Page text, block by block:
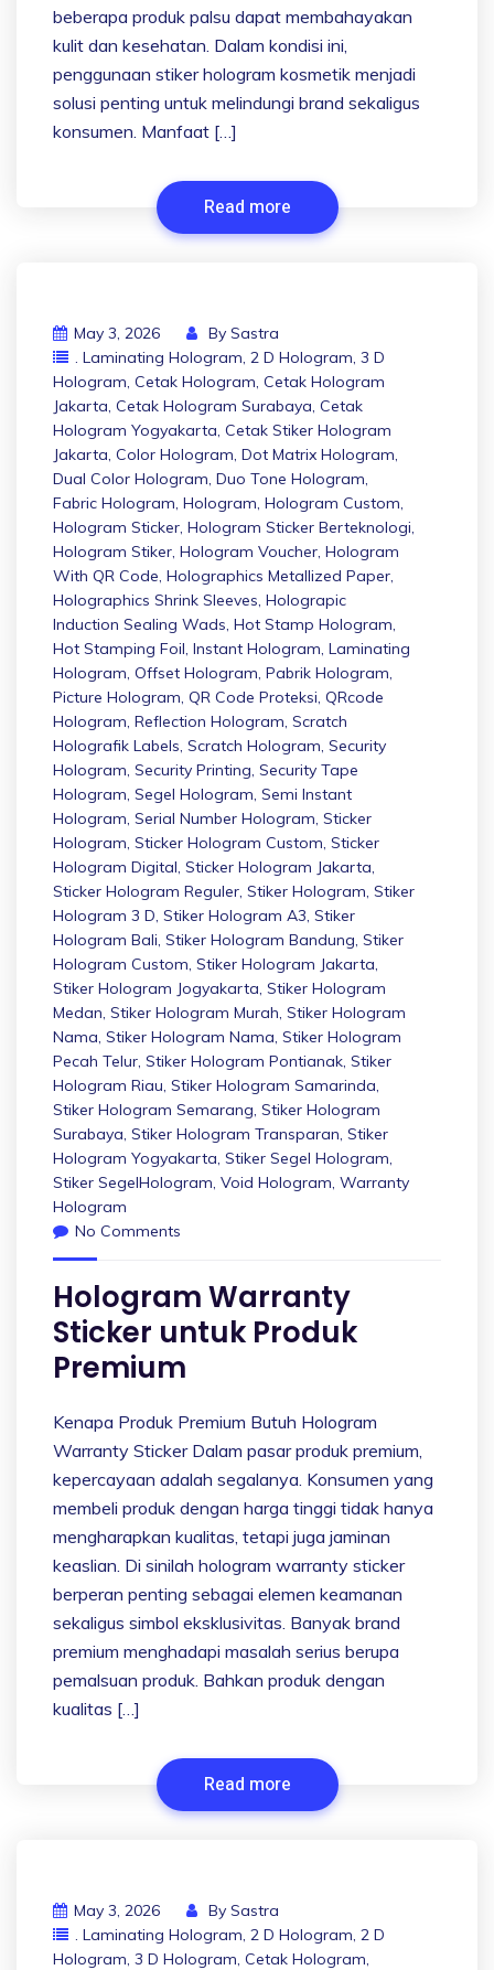
beberapa produk palsu dapat membahayakan
kulit dan kesehatan. Dalam kondisi ini,
penggunaan stiker hologram kosmetik menjadi
solusi penting untuk melindungi brand sekaligus
konsumen. Manfaat […]
Read more
May 3, 2026 By Sastra
. Laminating Hologram, 2 D Hologram, 3 D
Hologram, Cetak Hologram, Cetak Hologram
Jakarta, Cetak Hologram Surabaya, Cetak
Hologram Yogyakarta, Cetak Stiker Hologram
Jakarta, Color Hologram, Dot Matrix Hologram,
Dual Color Hologram, Duo Tone Hologram,
Fabric Hologram, Hologram, Hologram Custom,
Hologram Sticker, Hologram Sticker Berteknologi,
Hologram Stiker, Hologram Voucher, Hologram
With QR Code, Holographics Metallized Paper,
Holographics Shrink Sleeves, Holograpic
Induction Sealing Wads, Hot Stamp Hologram,
Hot Stamping Foil, Instant Hologram, Laminating
Hologram, Offset Hologram, Pabrik Hologram,
Picture Hologram, QR Code Proteksi, QRcode
Hologram, Reflection Hologram, Scratch
Holografik Labels, Scratch Hologram, Security
Hologram, Security Printing, Security Tape
Hologram, Segel Hologram, Semi Instant
Hologram, Serial Number Hologram, Sticker
Hologram, Sticker Hologram Custom, Sticker
Hologram Digital, Sticker Hologram Jakarta,
Sticker Hologram Reguler, Stiker Hologram, Stiker
Hologram 3 D, Stiker Hologram A3, Stiker
Hologram Bali, Stiker Hologram Bandung, Stiker
Hologram Custom, Stiker Hologram Jakarta,
Stiker Hologram Jogyakarta, Stiker Hologram
Medan, Stiker Hologram Murah, Stiker Hologram
Nama, Stiker Hologram Nama, Stiker Hologram
Pecah Telur, Stiker Hologram Pontianak, Stiker
Hologram Riau, Stiker Hologram Samarinda,
Stiker Hologram Semarang, Stiker Hologram
Surabaya, Stiker Hologram Transparan, Stiker
Hologram Yogyakarta, Stiker Segel Hologram,
Stiker SegelHologram, Void Hologram, Warranty
Hologram
No Comments
Hologram Warranty
Sticker untuk Produk
Premium
Kenapa Produk Premium Butuh Hologram
Warranty Sticker Dalam pasar produk premium,
kepercayaan adalah segalanya. Konsumen yang
membeli produk dengan harga tinggi tidak hanya
mengharapkan kualitas, tetapi juga jaminan
keaslian. Di sinilah hologram warranty sticker
berperan penting sebagai elemen keamanan
sekaligus simbol eksklusivitas. Banyak brand
premium menghadapi masalah serius berupa
pemalsuan produk. Bahkan produk dengan
kualitas […]
Read more
May 3, 2026 By Sastra
. Laminating Hologram, 2 D Hologram, 2 D
Hologram, 3 D Hologram, Cetak Hologram,